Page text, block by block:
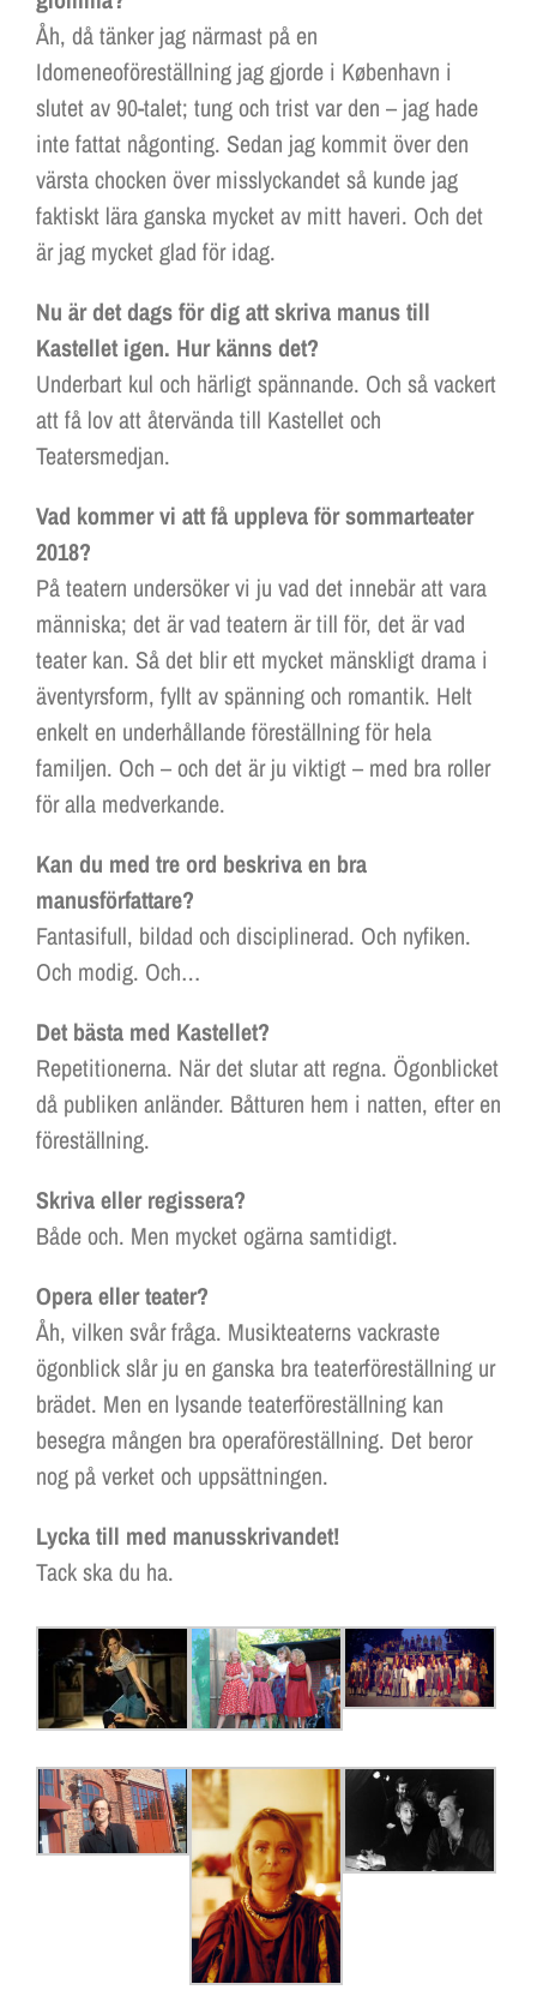
Åh, då tänker jag närmast på en
Idomeneoföreställning jag gjorde i København i
slutet av 90-talet; tung och trist var den – jag hade
inte fattat någonting. Sedan jag kommit över den
värsta chocken över misslyckandet så kunde jag
faktiskt lära ganska mycket av mitt haveri. Och det
är jag mycket glad för idag.
Nu är det dags för dig att skriva manus till
Kastellet igen. Hur känns det?
Underbart kul och härligt spännande. Och så vackert
att få lov att återvända till Kastellet och
Teatersmedjan.
Vad kommer vi att få uppleva för sommarteater
2018?
På teatern undersöker vi ju vad det innebär att vara
människa; det är vad teatern är till för, det är vad
teater kan. Så det blir ett mycket mänskligt drama i
äventyrsform, fyllt av spänning och romantik. Helt
enkelt en underhållande föreställning för hela
familjen. Och – och det är ju viktigt – med bra roller
för alla medverkande.
Kan du med tre ord beskriva en bra
manusförfattare?
Fantasifull, bildad och disciplinerad. Och nyfiken.
Och modig. Och…
Det bästa med Kastellet?
Repetitionerna. När det slutar att regna. Ögonblicket
då publiken anländer. Båtturen hem i natten, efter en
föreställning.
Skriva eller regissera?
Både och. Men mycket ogärna samtidigt.
Opera eller teater?
Åh, vilken svår fråga. Musikteaterns vackraste
ögonblick slår ju en ganska bra teaterföreställning ur
brädet. Men en lysande teaterföreställning kan
besegra mången bra operaföreställning. Det beror
nog på verket och uppsättningen.
Lycka till med manusskrivandet!
Tack ska du ha.